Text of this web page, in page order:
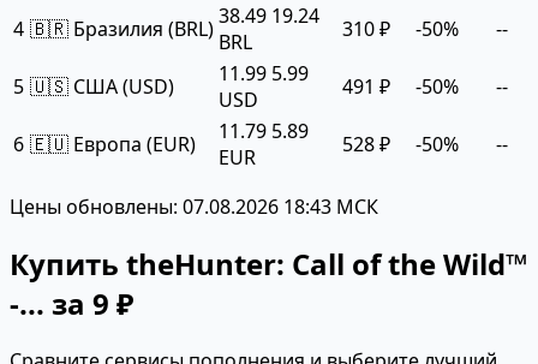
4 🇧🇷 Бразилия (BRL)38.49 19.24
BRL
310 ₽ -50% --
5 🇺🇸 США (USD) 11.99 5.99
USD
491 ₽ -50% --
6 🇪🇺 Европа (EUR) 11.79 5.89
EUR
528 ₽ -50% --
Цены обновлены: 07.08.2026 18:43 МСК
Купить theHunter: Call of the Wild™
-... за 9 ₽